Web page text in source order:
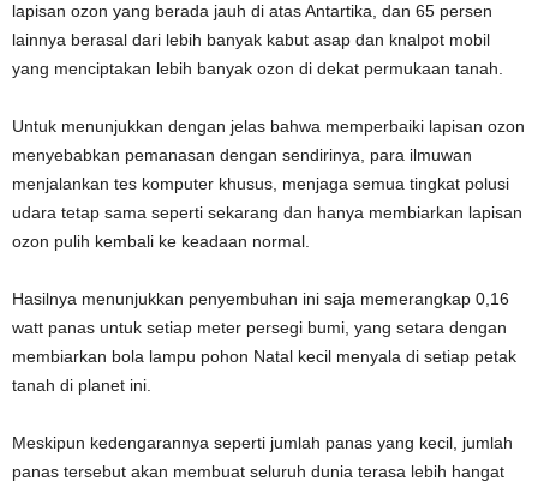
lapisan ozon yang berada jauh di atas Antartika, dan 65 persen
lainnya berasal dari lebih banyak kabut asap dan knalpot mobil
yang menciptakan lebih banyak ozon di dekat permukaan tanah.
Untuk menunjukkan dengan jelas bahwa memperbaiki lapisan ozon
menyebabkan pemanasan dengan sendirinya, para ilmuwan
menjalankan tes komputer khusus, menjaga semua tingkat polusi
udara tetap sama seperti sekarang dan hanya membiarkan lapisan
ozon pulih kembali ke keadaan normal.
Hasilnya menunjukkan penyembuhan ini saja memerangkap 0,16
watt panas untuk setiap meter persegi bumi, yang setara dengan
membiarkan bola lampu pohon Natal kecil menyala di setiap petak
tanah di planet ini.
Meskipun kedengarannya seperti jumlah panas yang kecil, jumlah
panas tersebut akan membuat seluruh dunia terasa lebih hangat